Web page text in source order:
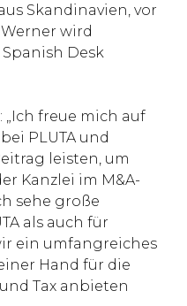
Skandinavien, vor
wird
Desk
„Ich freue mich auf
PLUTA und
leisten, um
Kanzlei im M&A-
sehe große
als auch für
ein umfangreiches
Hand für die
Tax anbieten